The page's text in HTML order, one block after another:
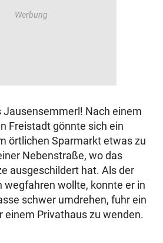
Jausensemmerl! Nach einem
Freistadt gönnte sich ein
örtlichen Sparmarkt etwas zu
Nebenstraße, wo das
ausgeschildert hat. Als der
wegfahren wollte, konnte er in
schwer umdrehen, fuhr ein
einem Privathaus zu wenden.